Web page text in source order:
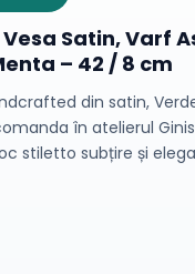
Satin, Varf
– 42 / 8 cm
din satin,
în atelierul
stiletto subțire și